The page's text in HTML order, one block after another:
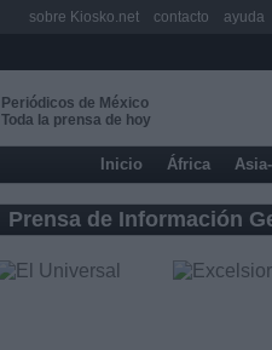
Periódicos de México
Toda la prensa de hoy
Inicio África
Prensa de Información
sobre Kiosko.net contacto ayuda